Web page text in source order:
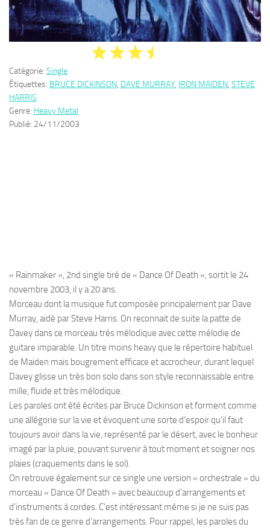
Catégorie: Single
Étiquettes: BRUCE DICKINSON, DAVE MURRAY, IRON MAIDEN, STEVE
HARRIS
Genre: Heavy Metal
Publié: 24/11/2003
« Rainmaker », 2nd single tiré de « Dance Of Death », sortit le 24
novembre 2003, il y a 20 ans.
Morceau dont la musique fut composée principalement par Dave
Murray, aidé par Steve Harris. On reconnait de suite la patte de
Davey dans ce morceau très mélodique avec cette mélodie de
guitare imparable. Un titre moins heavy que le répertoire habituel
de Maiden mais bougrement efficace et accrocheur, durant lequel
Davey glisse un très bon solo dans son style reconnaissable entre
mille, fluide et très mélodique.
Les paroles ont été écrites par Bruce Dickinson et forment comme
une allégorie sur la vie et évoquent une sorte d’espoir qu’il faut
toujours avoir dans la vie, représenté par le désert, avec le bonheur
imagé par la pluie, pouvant survenir à tout moment et soigner nos
plaies (craquements dans le sol).
On retrouve également sur ce single une version « orchestrale » du
morceau « Dance Of Death » avec beaucoup d’arrangements et
d’instruments à cordes. C’est intéressant même si je ne suis pas
très fan de ce genre d’arrangements. Pour rappel, les paroles du